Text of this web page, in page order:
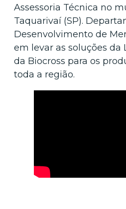
Assessoria Técnica no
Taquarivaí (SP).
Desenvolvimento de
em levar as soluções da
da Biocross para os
toda a região.